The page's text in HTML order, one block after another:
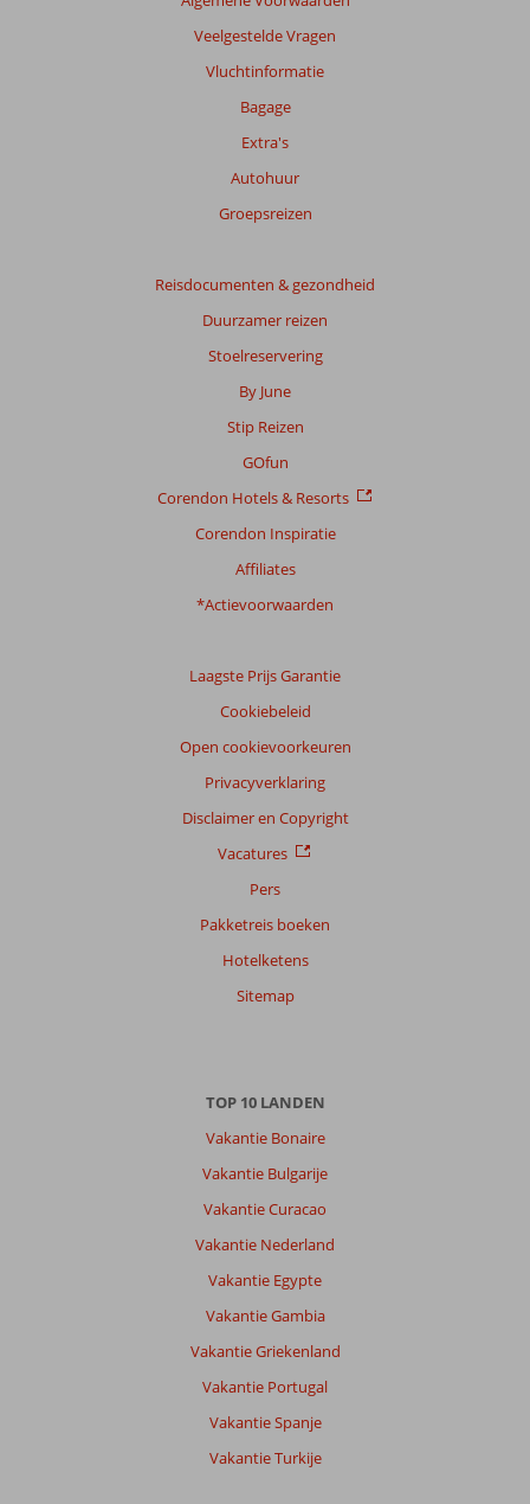
Veelgestelde Vragen
Vluchtinformatie
Bagage
Extra's
Autohuur
Groepsreizen
Reisdocumenten & gezondheid
Duurzamer reizen
Stoelreservering
By June
Stip Reizen
GOfun
Corendon Hotels & Resorts
Corendon Inspiratie
Affiliates
*Actievoorwaarden
Laagste Prijs Garantie
Cookiebeleid
Open cookievoorkeuren
Privacyverklaring
Disclaimer en Copyright
Vacatures
Pers
Pakketreis boeken
Hotelketens
Sitemap
TOP 10 LANDEN
Vakantie Bonaire
Vakantie Bulgarije
Vakantie Curacao
Vakantie Nederland
Vakantie Egypte
Vakantie Gambia
Vakantie Griekenland
Vakantie Portugal
Vakantie Spanje
Vakantie Turkije